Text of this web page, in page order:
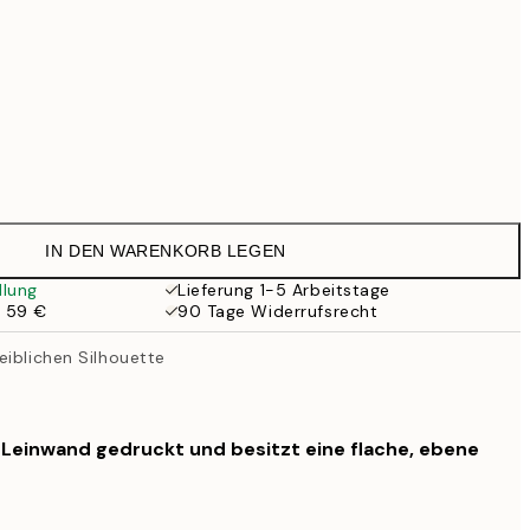
IN DEN WARENKORB LEGEN
Lieferung 1-5 Arbeitstage
59 €
90 Tage Widerrufsrecht
Silhouette
gedruckt und besitzt eine flache, ebene